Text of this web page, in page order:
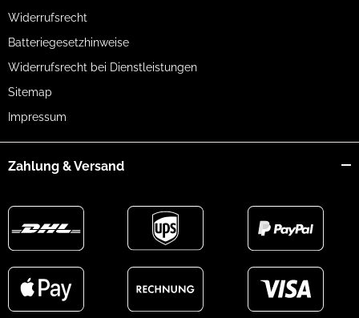
Widerrufsrecht
Batteriegesetzhinweise
Widerrufsrecht bei Dienstleistungen
Sitemap
Impressum
Zahlung & Versand